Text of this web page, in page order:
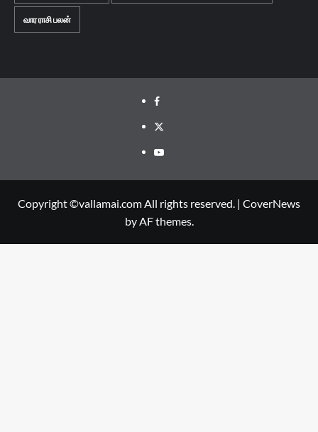
வார ராசி பலன்
Facebook
Twitter
Youtube
Copyright ©vallamai.com All rights reserved. | CoverNews
by AF themes.